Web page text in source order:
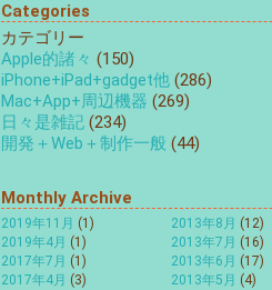
Categories
カテゴリー
Apple的諸々 (150)
iPhone+iPad+gadget他 (286)
Mac+App+周辺機器 (269)
日々是雑記 (234)
開発＋Web＋制作一般 (44)
Monthly Archive
2019年11月 (1)
2019年4月 (1)
2017年7月 (1)
2017年4月 (3)
2013年8月 (12)
2013年7月 (16)
2013年6月 (17)
2013年5月 (4)